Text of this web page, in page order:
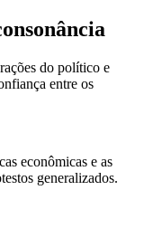
do político e
entre os
econômicas e as
generalizados.